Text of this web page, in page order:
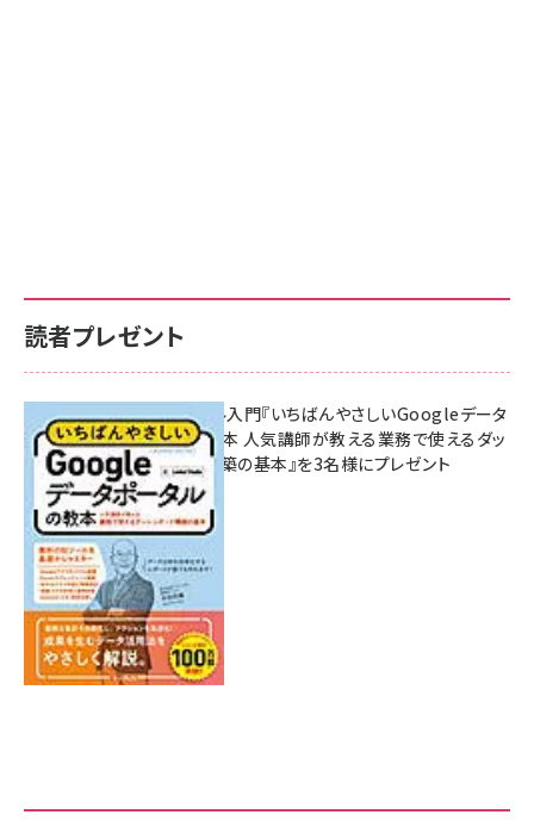
読者プレゼント
無料BIツール入門『いちばんやさしいGoogleデータ
ポータルの教本 人気講師が教える業務で使えるダッ
シュボード構築の基本』を3名様にプレゼント
7月31日 10:00